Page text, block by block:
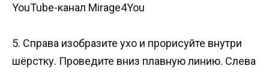
YouTube-канал Mirage4You
5. Справа изобразите ухо и прорисуйте внутри
шёрстку. Проведите вниз плавную линию. Слева